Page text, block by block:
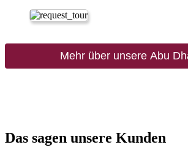
Mehr über unsere Abu
Das sagen unsere Kunden